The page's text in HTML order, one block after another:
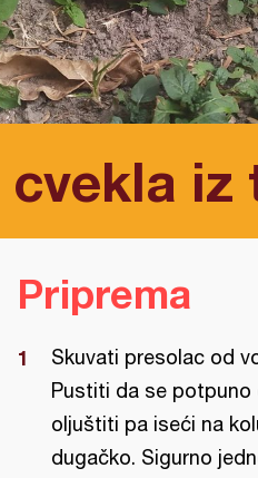
iz
Priprema
Skuvati presolac od
Pustiti da se potpuno
oljuštiti pa iseći na
dugačko. Sigurno